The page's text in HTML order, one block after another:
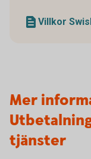
Villkor
Mer
tjänster